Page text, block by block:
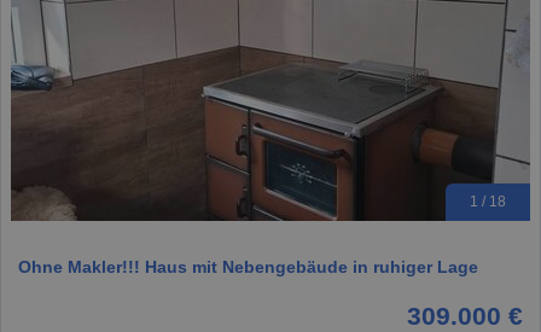
1 / 18
Ohne Makler!!! Haus mit Nebengebäude in ruhiger Lage
309.000 €